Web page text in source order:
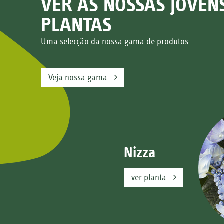
VER AS NOSSAS
PLANTAS
Uma selecção da nossa gama de produtos
Veja nossa gama
Nizza
Hot Red
ver planta